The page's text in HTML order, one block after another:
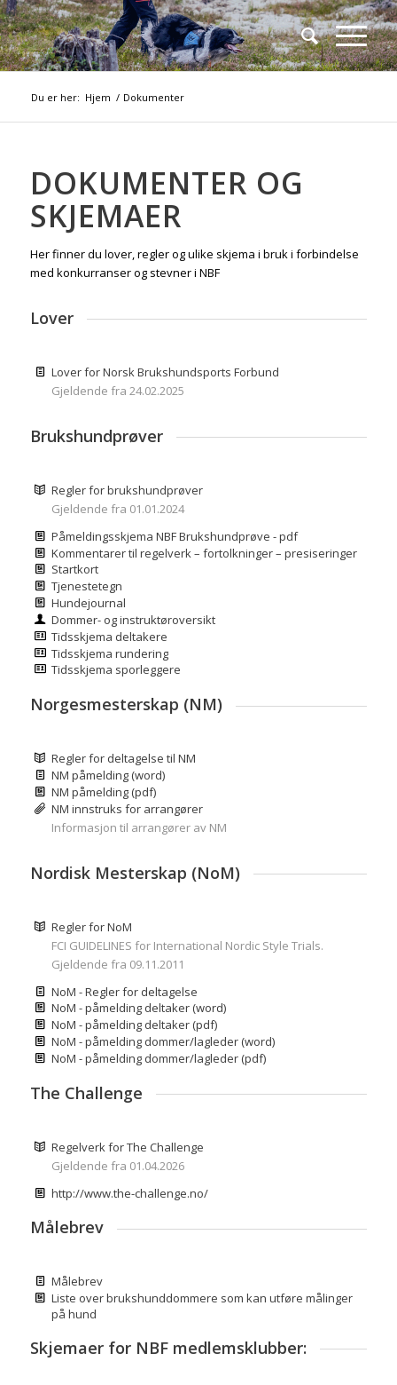
Du er her: Hjem / Dokumenter
DOKUMENTER OG
SKJEMAER
Her finner du lover, regler og ulike skjema i bruk i forbindelse
med konkurranser og stevner i NBF
Lover
Lover for Norsk Brukshundsports Forbund
Gjeldende fra 24.02.2025
Brukshundprøver
Regler for brukshundprøver
Gjeldende fra 01.01.2024
Påmeldingsskjema NBF Brukshundprøve - pdf
Kommentarer til regelverk – fortolkninger – presiseringer
Startkort
Tjenestetegn
Hundejournal
Dommer- og instruktøroversikt
Tidsskjema deltakere
Tidsskjema rundering
Tidsskjema sporleggere
Norgesmesterskap (NM)
Regler for deltagelse til NM
NM påmelding (word)
NM påmelding (pdf)
NM innstruks for arrangører
Informasjon til arrangører av NM
Nordisk Mesterskap (NoM)
Regler for NoM
FCI GUIDELINES for International Nordic Style Trials.
Gjeldende fra 09.11.2011
NoM - Regler for deltagelse
NoM - påmelding deltaker (word)
NoM - påmelding deltaker (pdf)
NoM - påmelding dommer/lagleder (word)
NoM - påmelding dommer/lagleder (pdf)
The Challenge
Regelverk for The Challenge
Gjeldende fra 01.04.2026
http://www.the-challenge.no/
Målebrev
Målebrev
Liste over brukshunddommere som kan utføre målinger
på hund
Skjemaer for NBF medlemsklubber: